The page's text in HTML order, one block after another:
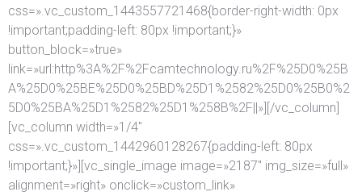
css=».vc_custom_1443557721468{border-right-width: 0px
!important;padding-left: 80px !important;}»
button_block=»true»
link=»url:http%3A%2F%2Fcamtechnology.ru%2F%25D0%25B
A%25D0%25BE%25D0%25BD%25D1%2582%25D0%25B0%2
5D0%25BA%25D1%2582%25D1%258B%2F||»][/vc_column]
[vc_column width=»1/4″
css=».vc_custom_1442960128267{padding-left: 80px
!important;}»][vc_single_image image=»2187″ img_size=»full»
alignment=»right» onclick=»custom_link»